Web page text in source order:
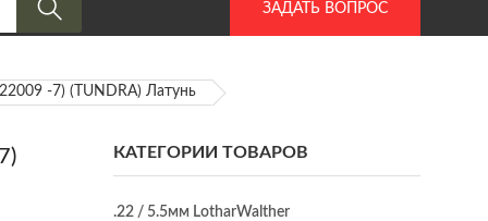
ЗАДАТЬ ВОПРОС
-7) (TUNDRA) Латунь
КАТЕГОРИИ ТОВАРОВ
.22 / 5.5мм LotharWalther